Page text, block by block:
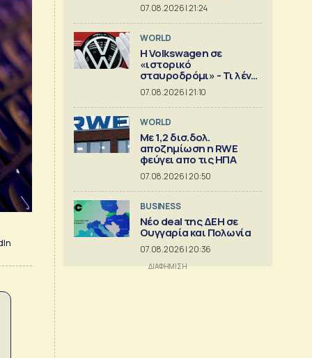
07.08.2026 | 21:24
WORLD
Η Volkswagen σε
«ιστορικό
σταυροδρόμι» - Τι λένε
οι οικογένειες που την
ελέγχουν
07.08.2026 | 21:10
WORLD
Με 1,2 δισ.δολ.
αποζημίωση η RWE
φεύγει απο τις ΗΠΑ
07.08.2026 | 20:50
BUSINESS
Νέο deal της ΔΕΗ σε
Ουγγαρία και Πολωνία
07.08.2026 | 20:36